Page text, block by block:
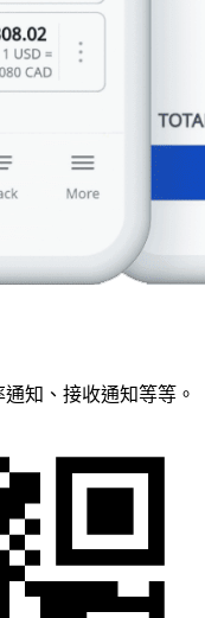
知、接收通知等等。